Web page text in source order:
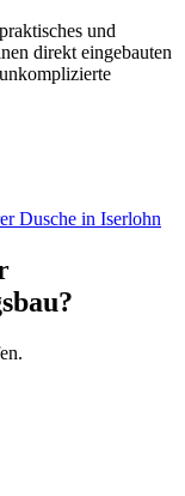
und
direkt eingebauten
Dusche in Iserlohn